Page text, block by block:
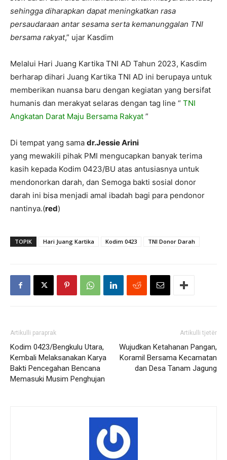
sehingga diharapkan dapat meningkatkan rasa
persaudaraan antar sesama serta kemanunggalan TNI
bersama rakyat,” ujar Kasdim
Melalui Hari Juang Kartika TNI AD Tahun 2023, Kasdim
berharap dihari Juang Kartika TNI AD ini berupaya untuk
memberikan nuansa baru dengan kegiatan yang bersifat
humanis dan merakyat selaras dengan tag line “ TNI
Angkatan Darat Maju Bersama Rakyat ”
Di tempat yang sama dr.Jessie Arini
yang mewakili pihak PMI mengucapkan banyak terima
kasih kepada Kodim 0423/BU atas antusiasnya untuk
mendonorkan darah, dan Semoga bakti sosial donor
darah ini bisa menjadi amal ibadah bagi para pendonor
nantinya.(red)
TOPIK Hari Juang Kartika Kodim 0423 TNI Donor Darah
Artikulli paraprak
Kodim 0423/Bengkulu Utara,
Kembali Melaksanakan Karya
Bakti Pencegahan Bencana
Memasuki Musim Penghujan
Artikulli tjetër
Wujudkan Ketahanan Pangan,
Koramil Bersama Kecamatan
dan Desa Tanam Jagung